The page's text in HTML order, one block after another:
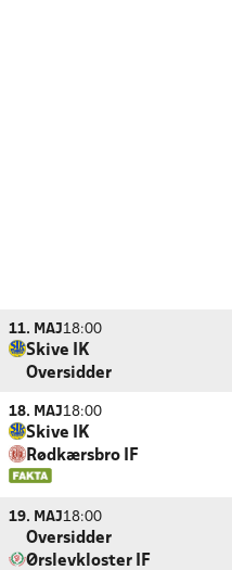
11. MAJ18:00
Skive IK
Oversidder
18. MAJ18:00
Skive IK
Rødkærsbro IF
19. MAJ18:00
Oversidder
Ørslevkloster IF